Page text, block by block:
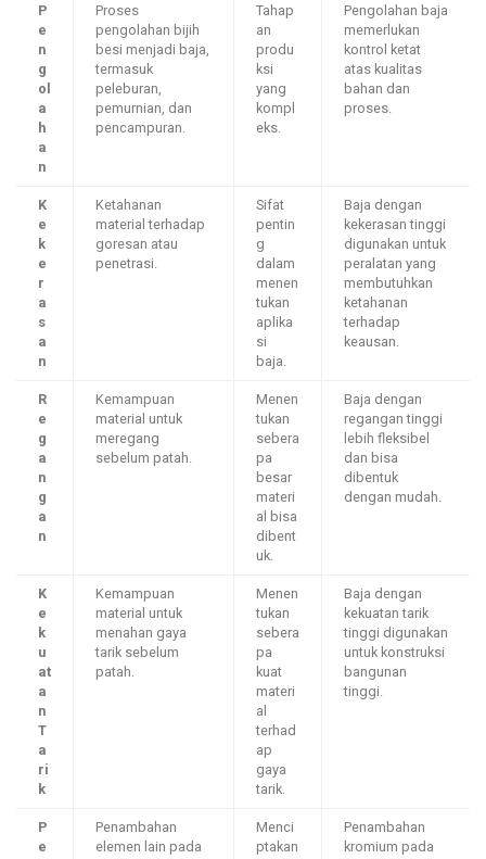
P
e
n
g
ol
a
h
a
n
Proses
pengolahan bijih
besi menjadi baja,
termasuk
peleburan,
pemurnian, dan
pencampuran.
Tahap
an
produ
ksi
yang
kompl
eks.
Pengolahan baja
memerlukan
kontrol ketat
atas kualitas
bahan dan
proses.
K
e
k
e
r
a
s
a
n
Ketahanan
material terhadap
goresan atau
penetrasi.
Sifat
pentin
g
dalam
menen
tukan
aplika
si
baja.
Baja dengan
kekerasan tinggi
digunakan untuk
peralatan yang
membutuhkan
ketahanan
terhadap
keausan.
R
e
g
a
n
g
a
n
Kemampuan
material untuk
meregang
sebelum patah.
Menen
tukan
sebera
pa
besar
materi
al bisa
dibent
uk.
Baja dengan
regangan tinggi
lebih fleksibel
dan bisa
dibentuk
dengan mudah.
K
e
k
u
at
a
n
T
a
ri
k
Kemampuan
material untuk
menahan gaya
tarik sebelum
patah.
Menen
tukan
sebera
pa
kuat
materi
al
terhad
ap
gaya
tarik.
Baja dengan
kekuatan tarik
tinggi digunakan
untuk konstruksi
bangunan
tinggi.
P
e
Penambahan
elemen lain pada
Menci
ptakan
Penambahan
kromium pada